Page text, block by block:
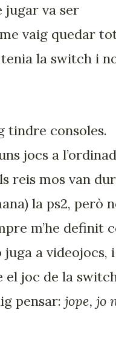
jugar va ser
vaig quedar
la switch i
tindre consoles.
jocs a
reis mos van
la ps2, però
m’he definit
a videojocs,
el joc de la
pensar: jope, jo